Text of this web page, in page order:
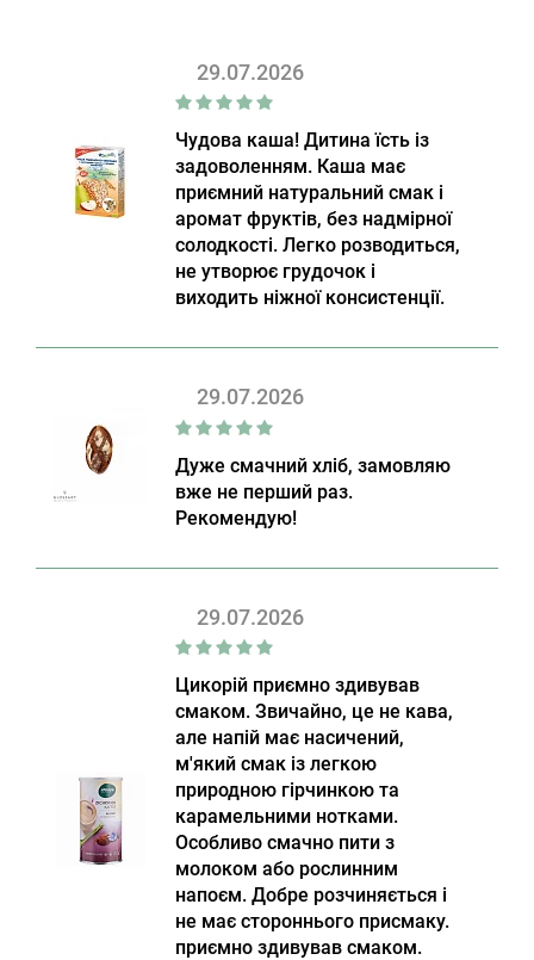
29.07.2026
Чудова каша! Дитина їсть із
задоволенням. Каша має
приємний натуральний смак і
аромат фруктів, без надмірної
солодкості. Легко розводиться,
не утворює грудочок і
виходить ніжної консистенції.
29.07.2026
Дуже смачний хліб, замовляю
вже не перший раз.
Рекомендую!
29.07.2026
Цикорій приємно здивував
смаком. Звичайно, це не кава,
але напій має насичений,
м'який смак із легкою
природною гірчинкою та
карамельними нотками.
Особливо смачно пити з
молоком або рослинним
напоєм. Добре розчиняється і
не має стороннього присмаку.
приємно здивував смаком.